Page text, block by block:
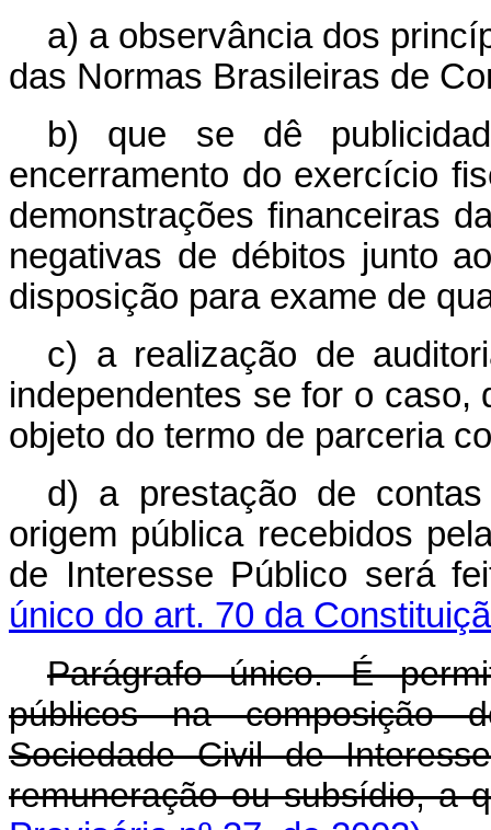
a) a observância dos
das Normas Brasileiras de
b) que se dê
encerramento do exercício
demonstrações financeiras
negativas de débitos junto
disposição para exame de
c) a realização de
independentes se for o
objeto do termo de parceria
d) a prestação de
origem pública recebidos
de Interesse Público será
único do art. 70 da
Parágrafo único. É
públicos na composição
Sociedade Civil de
remuneração ou